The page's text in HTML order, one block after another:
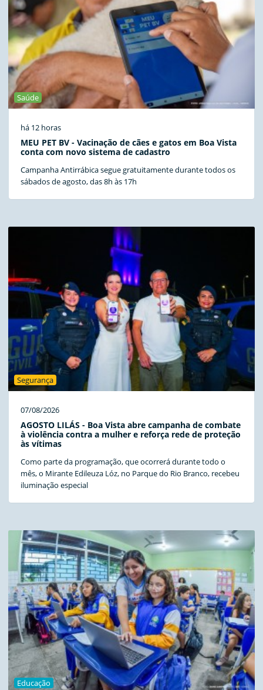
Saúde
há 12 horas
MEU PET BV - Vacinação de cães e gatos em Boa Vista
conta com novo sistema de cadastro
Campanha Antirrábica segue gratuitamente durante todos os
sábados de agosto, das 8h às 17h
Segurança
07/08/2026
AGOSTO LILÁS - Boa Vista abre campanha de combate
à violência contra a mulher e reforça rede de proteção
às vítimas
Como parte da programação, que ocorrerá durante todo o
mês, o Mirante Edileuza Lóz, no Parque do Rio Branco, recebeu
iluminação especial
Educação